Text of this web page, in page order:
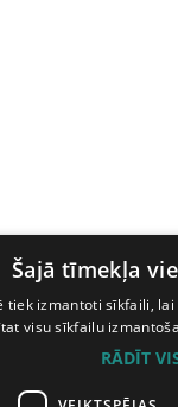
Šajā tīmekļa
tiek izmantoti sīkfaili,
visu sīkfailu
RĀDĪT